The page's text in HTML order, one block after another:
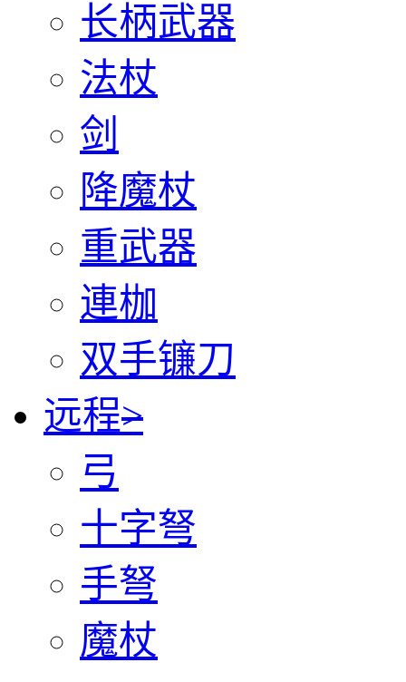
长柄武器
法杖
剑
降魔杖
重武器
連枷
双手镰刀
远程>
弓
十字弩
手弩
魔杖